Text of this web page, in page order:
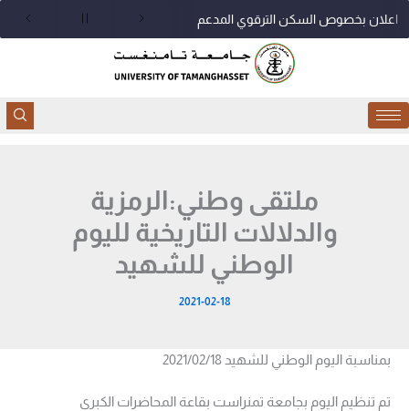
اعلان بخصوص السكن الترقوي المدعم
ملتقى وطني:الرمزية
والدلالات التاريخية لليوم
الوطني للشهيد
2021-02-18
بمناسبة اليوم الوطني للشهيد 2021/02/18
تم تنظيم اليوم بجامعة تمنراست بقاعة المحاضرات الكبرى